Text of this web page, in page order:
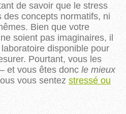
de savoir que le stress
des concepts normatifs, ni
Bien que votre
soient pas imaginaires, il
disponible pour
Pourtant, vous les
et vous êtes donc le mieux
vous sentez stressé ou